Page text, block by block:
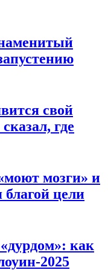
свой
где
мозги» и
цели
как
2025